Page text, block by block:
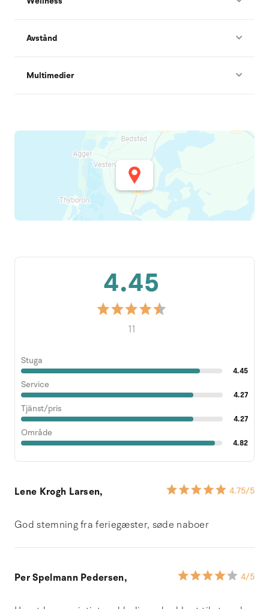
Avstånd
Multimedier
4.45
11
Stuga
4.45
Service
4.27
Tjänst/pris
4.27
Område
4.82
Lene Krogh Larsen, 4.75/5
God stemning fra feriegæster, søde naboer
Per Spelmann Pedersen, 4/5